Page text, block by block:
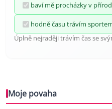
baví mě procházky v
hodně času trávím
Úplně nejraději trávím čas se
Moje povaha